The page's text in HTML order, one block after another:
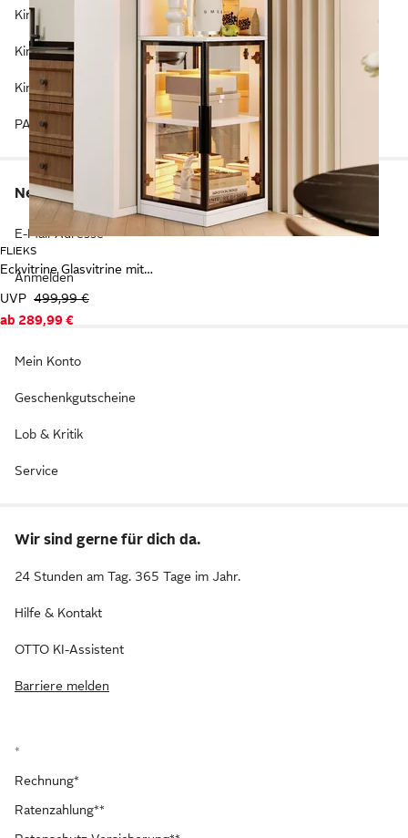
FLIEKS
Eckvitrine Glasvitrine mit LED-Beleuchtung und Glastüren, verspiegelter Rückwand
UVP 499,99 €
ab 289,99 €
Kinderzimmer Aufbewahrungsregale
Kinderzimmer Körbe
Kinderzimmer Schwebetürenschränke
PAIDI Kinderschreibtische
Newsletter anmelden & Vorteile sichern
E-Mail-Adresse
Anmelden
Mein Konto
Geschenkgutscheine
Lob & Kritik
Service
Wir sind gerne für dich da.
24 Stunden am Tag. 365 Tage im Jahr.
Hilfe & Kontakt
OTTO KI-Assistent
Barriere melden
*
Rechnung*
Ratenzahlung**